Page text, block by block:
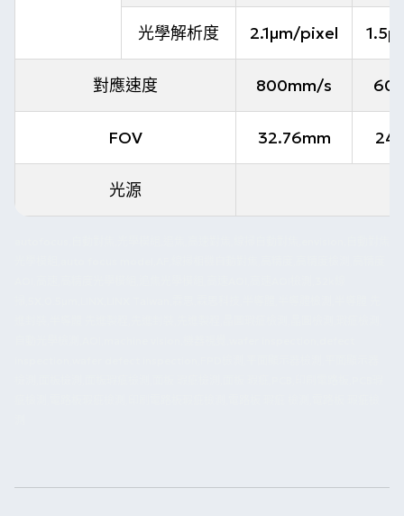
光學解析度 2.1µm/pixel
對應速度 800mm/s
FOV 32.76mm
光源